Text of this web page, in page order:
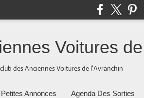
Voitures
des Anciennes Voitures de l'Avranchin
Petites Annonces Agenda Des Sorties